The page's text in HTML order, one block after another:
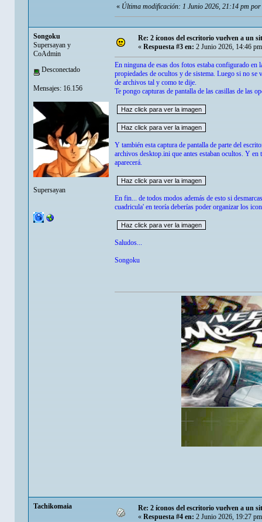
«Última modificación: 1 Junio 2026, 21:14 pm por
Songoku
Supersayan y
CoAdmin
Desconectado
Mensajes: 16.156
Supersayan
Re: 2 íconos del escritorio vuelven a un
« Respuesta #3 en: 2 Junio 2026, 14:46
En ninguna de esas dos fotos estaba configurado
propiedades de ocultos y de sistema. Luego si no se
de archivos tal y como te dije.
Te pongo capturas de pantalla de las casillas de las
Y también esta captura de pantalla de parte del
archivos desktop.ini que antes estaban ocultos. Y
aparecerá.
En fin... de todos modos además de esto si
cuadricula' en teoría deberías poder organizar los
Saludos...
Songoku
Tachikomaia
Re: 2 íconos del escritorio vuelven a un
«Respuesta #4 en:2 Junio 2026, 19:27